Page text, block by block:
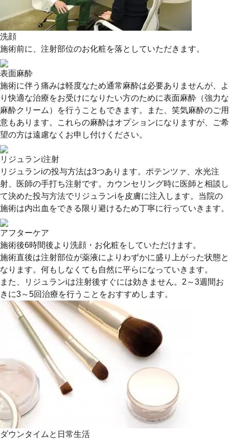
洗顔
施術前に、注射部位のお化粧を落としていただきます。
表面麻酔
施術に伴う痛みは軽度なため通常麻酔は必要ありませんが、よ
り快適な治療をお受けになりたい方のために表面麻酔（強力な
麻酔クリーム）を行うこともできます。また、笑気麻酔のご用
意もあります。これらの麻酔はオプションになりますが、ご希
望の方は遠慮なくお申し付けください。
リジュランi注射
リジュランiの投与方法は3つあります。ポテンツァ、水光注
射、医師の手打ち注射です。カウンセリング時に医師と相談し
て決めた投与方法でリジュランiを皮膚に注入します。当院の
施術は内出血をできる限り避けるため丁寧に行っていきます。
アフターケア
施術後6時間後より洗顔・お化粧をしていただけます。
施術直後は注射部位が薬液によりわずかに盛り上がった状態と
なります。何もしなくても自然に平らになっていきます。
また、リジュランiは注射後すぐには効きません。2～3週間お
きに3～5回治療を行うことをおすすめします。
ダウンタイムと日常生活